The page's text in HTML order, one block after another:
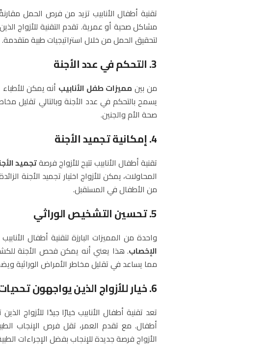
تقنية أطفال الأنابيب تزيد من فرص الحمل
مشاكل صحية أو عمرية. تقدم التقنية للأزواج
لتحقيق الحمل من خلال استراتيجيات طبية متقدمة.
3. التحكم في عدد الأجنة
من بين مميزات طفل الأنابيب أنه يمكن
يسمح بالتحكم في عدد الأجنة وبالتالي تقليل
صحة الأم والجنين.
4. إمكانية تجميد الأجنة
تقنية أطفال الأنابيب تتيح للأزواج فرصةتجميد
المحاولات، يمكن للأزواج اختيار تجميد الأجنة
من الأطفال في المستقبل.
5. تحسين التشخيص الوراثي
واحدة من المميزات البارزة لتقنية أطفال
الإخصاب. هذا يعني أنه يمكن فحص الأجنة
مما يساعد في تقليل مخاطر الأمراض الوراثية
6. خيار للأزواج الذين يواجهون تحديات عمرية
تعد تقنية أطفال الأنابيب خيارًا جيدًا للأزواج
أطفال. مع تقدم العمر، تقل فرص الإنجاب
الأزواج فرصة جديدة للإنجاب بفضل الإجراءات